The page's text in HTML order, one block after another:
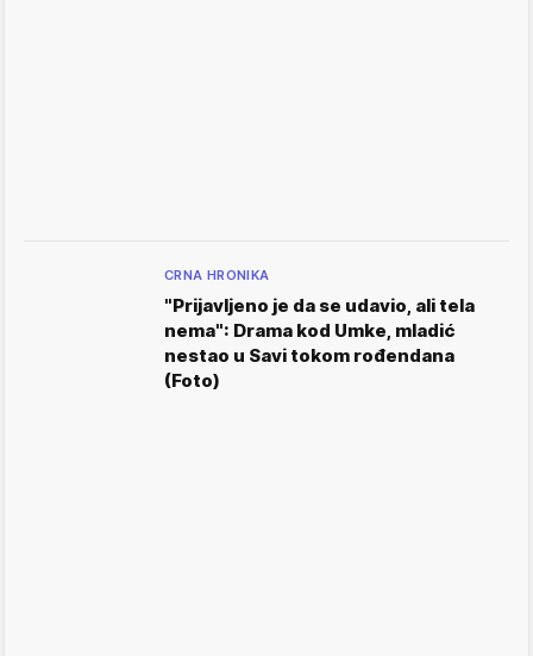
CRNA HRONIKA
"Prijavljeno je da se udavio, ali tela
nema": Drama kod Umke, mladić
nestao u Savi tokom rođendana
(Foto)